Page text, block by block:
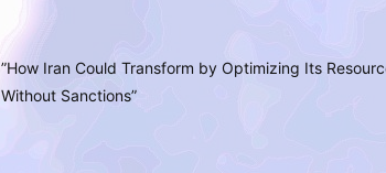
”How Iran Could Transform by Optimizing Its
Without Sanctions”